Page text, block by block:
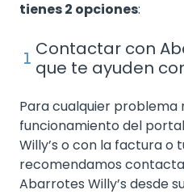
tienes 2 opciones:
Contactar con
que te ayuden
Para cualquier problema
funcionamiento del
Willy’s o con la factura o
recomendamos
Abarrotes Willy’s desde